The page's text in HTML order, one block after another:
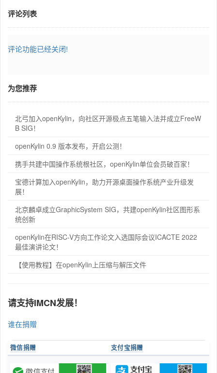
评论列表
评论功能已经关闭!
为您推荐
北弓加入openKylin，向社区开源极点五笔输入法并成立FreeW
B SIG！
openKylin 0.9 版本发布，开启公测！
携手共建中国操作系统根社区，openKylin单位会员破百家！
宝德计算加入openKylin，助力开源桌面操作系统产业升级发
展！
北京麟卓成立GraphicSystem SIG，共建openKylin社区图形系
统创新
openKylin在RISC-V方向工作论文入选国际会议ICACTE 2022
最佳演讲论文！
【使用教程】在openKylin上压缩与解压文件
请支持IMCN发展！
谁在捐赠
微信捐赠 支付宝捐赠